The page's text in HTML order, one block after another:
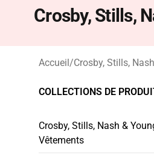
Crosby, Stills,
Accueil/Crosby, Stills,
COLLECTIONS DE
Crosby, Stills, Nash &
Vêtements